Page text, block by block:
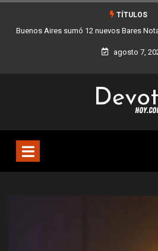
TÍTULOS
Los stands móviles de la Ciudad llegan
agosto 7,